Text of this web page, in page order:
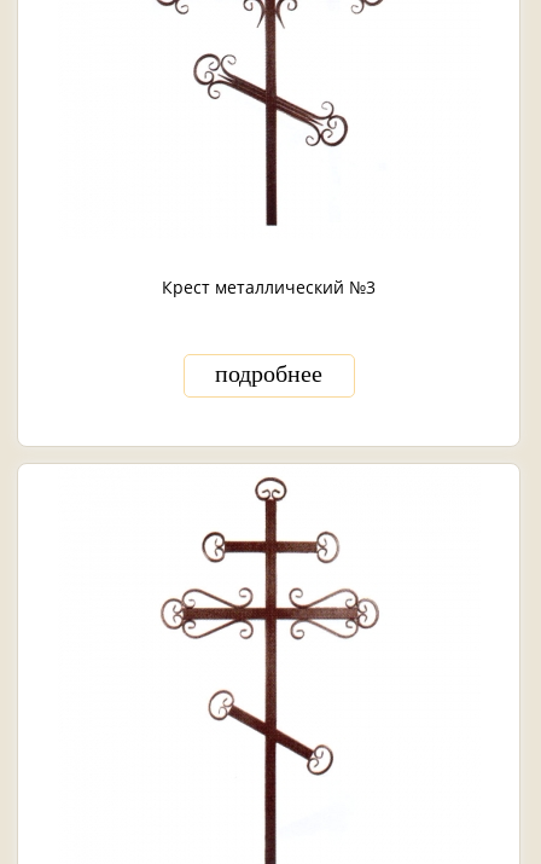
Крест металлический №3
подробнее